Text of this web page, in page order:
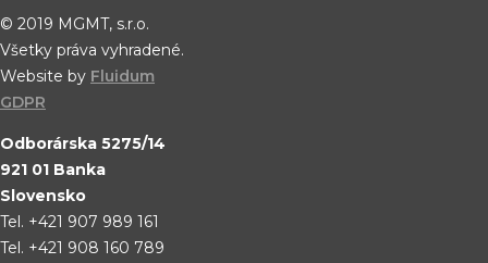
© 2019 MGMT, s.r.o.
Všetky práva vyhradené.
Website by Fluidum
GDPR
Odborárska 5275/14
921 01 Banka
Slovensko
Tel. +421 907 989 161
Tel. +421 908 160 789